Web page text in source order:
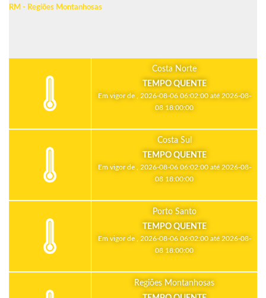
RM - Regiões Montanhosas
Costa Norte
TEMPO QUENTE
Em vigor de , 2026-08-06 06:02:00 até 2026-08-
08 18:00:00
Costa Sul
TEMPO QUENTE
Em vigor de , 2026-08-06 06:02:00 até 2026-08-
08 18:00:00
Porto Santo
TEMPO QUENTE
Em vigor de , 2026-08-06 06:02:00 até 2026-08-
08 18:00:00
Regiões Montanhosas